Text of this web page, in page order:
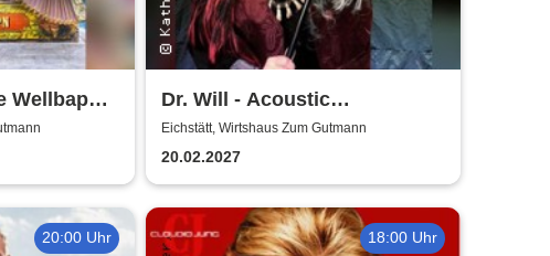
Dr. Will - Acoustic
Performance
Eichstätt, Wirtshaus Zum Gutmann
20.02.2027
20:00 Uhr 18:00 Uhr